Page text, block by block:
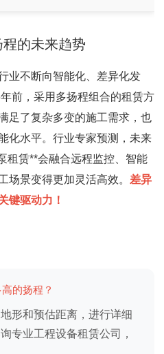
的未来趋势
业不断向智能化、差异化发
前，采用多扬程组合的租赁方
足了复杂多变的施工需求，也
化水平。行业专家预测，未来
租赁**会融合远程监控、智能
场景变得更加灵活高效。 差异
键驱动力！
的扬程？
形和预估距离，进行详细
专业工程设备租赁公司，